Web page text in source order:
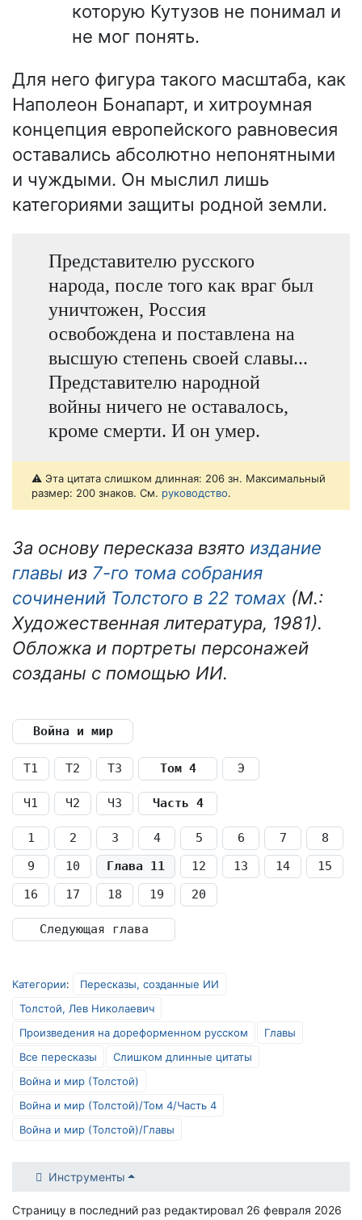
которую Кутузов не понимал и
не мог понять.
Для него фигура такого масштаба, как
Наполеон Бонапарт, и хитроумная
концепция европейского равновесия
оставались абсолютно непонятными
и чуждыми. Он мыслил лишь
категориями защиты родной земли.
Представителю русского
народа, после того как враг был
уничтожен, Россия
освобождена и поставлена на
высшую степень своей славы...
Представителю народной
войны ничего не оставалось,
кроме смерти. И он умер.
⚠️ Эта цитата слишком длинная: 206 зн. Максимальный
размер: 200 знаков. См. руководство.
За основу пересказа взято издание
главы из 7-го тома собрания
сочинений Толстого в 22 томах (М.:
Художественная литература, 1981).
Обложка и портреты персонажей
созданы с помощью ИИ.
Война и мир
Т1 Т2 Т3 Том 4 Э
Ч1 Ч2 Ч3 Часть 4
1 2 3 4 5 6 7
8
9
10 Глава 11 12 13 14
15
16
17 18 19 20
Следующая глава
Категории:
Пересказы, созданные ИИ
Толстой, Лев Николаевич
Произведения на дореформенном русском
Главы
Все пересказы
Слишком длинные цитаты
Война и мир (Толстой)
Война и мир (Толстой)/Том 4/Часть 4
Война и мир (Толстой)/Главы
Инструменты
Страницу в последний раз редактировал 26 февраля 2026